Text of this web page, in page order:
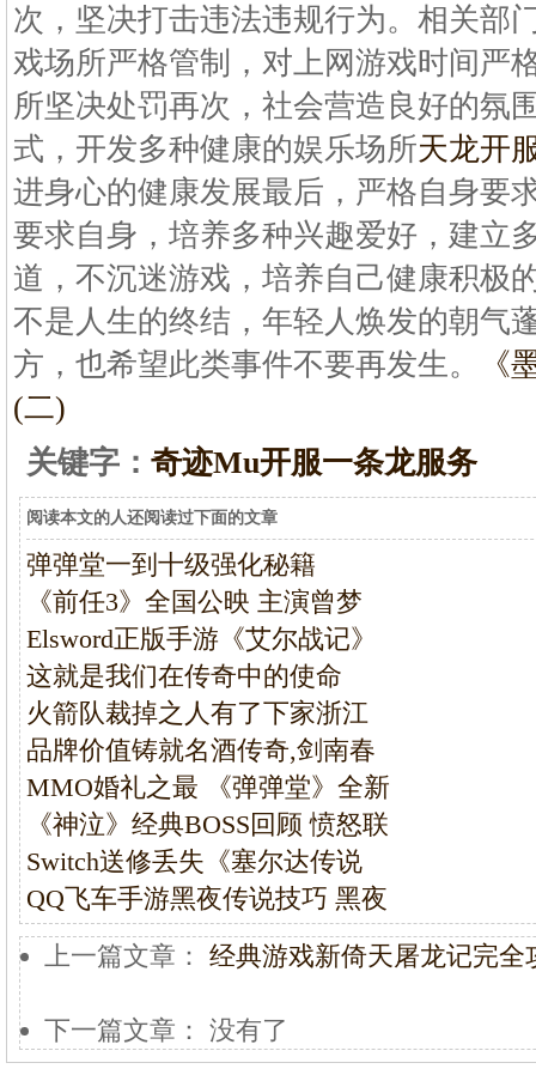
次，坚决打击违法违规行为。相关部
戏场所严格管制，对上网游戏时间严
所坚决处罚再次，社会营造良好的氛
式，开发多种健康的娱乐场所天龙开
进身心的健康发展最后，严格自身要
要求自身，培养多种兴趣爱好，建立
道，不沉迷游戏，培养自己健康积极
不是人生的终结，年轻人焕发的朝气
方，也希望此类事件不要再发生。
《
(二)
关键字： 奇迹Mu开服一条龙服务
阅读本文的人还阅读过下面的文章
弹弹堂一到十级强化秘籍
《前任3》全国公映 主演曾梦
Elsword正版手游《艾尔战记》
这就是我们在传奇中的使命
火箭队裁掉之人有了下家浙江
品牌价值铸就名酒传奇,剑南春
MMO婚礼之最 《弹弹堂》全新
《神泣》经典BOSS回顾 愤怒联
Switch送修丢失《塞尔达传说
QQ飞车手游黑夜传说技巧 黑夜
上一篇文章： 经典游戏新倚天屠龙记完全
下一篇文章： 没有了